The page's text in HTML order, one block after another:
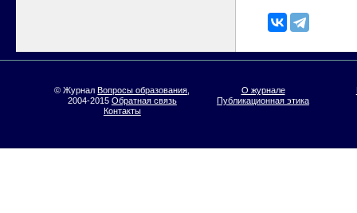
© ЖурналВопросы образования
2004-2015 Обратная связь
О журнале
Публикационная этика
Контакты